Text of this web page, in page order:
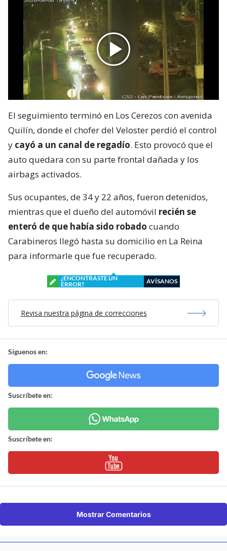
El seguimiento terminó en Los Cerezos con avenida
Quilín, donde el chofer del Veloster perdió el control
y cayó a un canal de regadío. Esto provocó que el
auto quedara con su parte frontal dañada y los
airbags activados.
Sus ocupantes, de 34 y 22 años, fueron detenidos,
mientras que el dueño del automóvil recién se
enteró de que había sido robado cuando
Carabineros llegó hasta su domicilio en La Reina
para informarle que fue recuperado.
¿ENCONTRASTE UN
ERROR?
AVÍSANOS
Revisa nuestra página de correcciones
Síguenos en:
Suscríbete en:
Suscríbete en:
Mostrar Comentarios